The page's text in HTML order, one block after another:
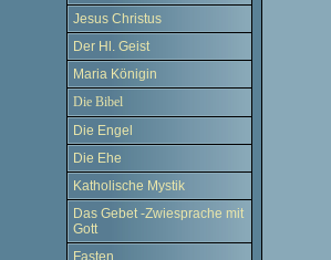
Jesus Christus
Der Hl. Geist
Maria Königin
Die Bibel
Die Engel
Die Ehe
Katholische Mystik
Das Gebet -Zwiesprache mit
Gott
Fasten